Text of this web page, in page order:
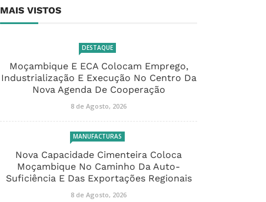
MAIS VISTOS
DESTAQUE
Moçambique E ECA Colocam Emprego,
Industrialização E Execução No Centro Da
Nova Agenda De Cooperação
8 de Agosto, 2026
MANUFACTURAS
Nova Capacidade Cimenteira Coloca
Moçambique No Caminho Da Auto-
Suficiência E Das Exportações Regionais
8 de Agosto, 2026